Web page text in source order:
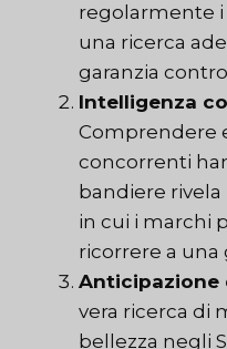
regolarmente i
una ricerca
garanzia
Intelligenza
Comprendere
concorrenti
bandiere
in cui i marchi
ricorrere a una
Anticipazione
vera ricerca di
bellezza negli